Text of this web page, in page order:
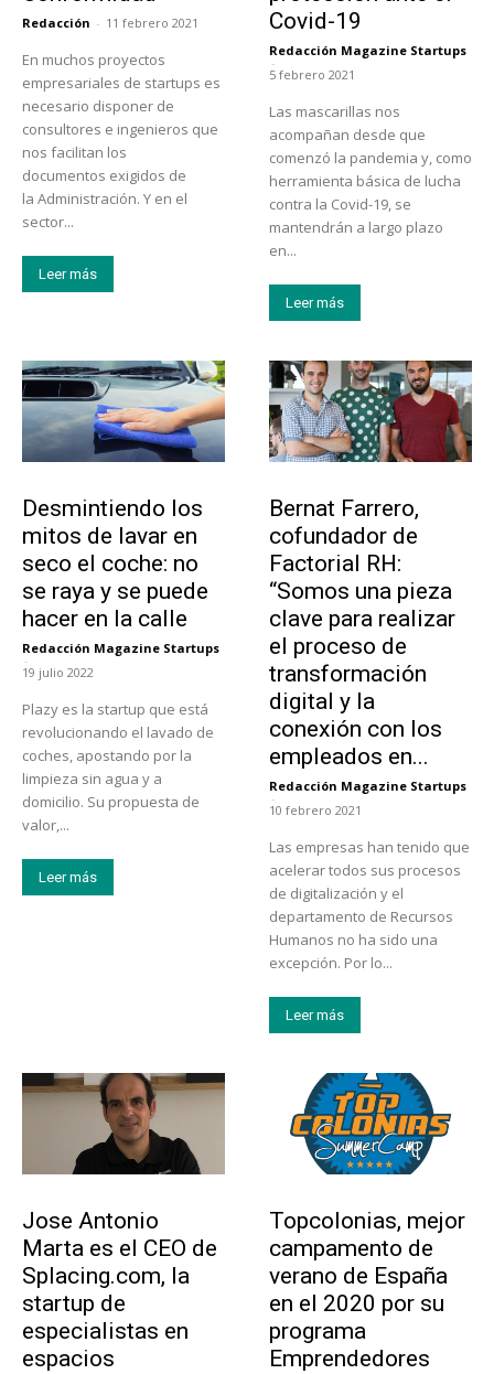
Redacción - 11 febrero 2021
En muchos proyectos
empresariales de startups es
necesario disponer de
consultores e ingenieros que
nos facilitan los
documentos exigidos de
la Administración. Y en el
sector...
Leer más
Covid-19
Redacción Magazine Startups
-
5 febrero 2021
Las mascarillas nos
acompañan desde que
comenzó la pandemia y, como
herramienta básica de lucha
contra la Covid-19, se
mantendrán a largo plazo
en...
Leer más
Desmintiendo los
mitos de lavar en
seco el coche: no
se raya y se puede
hacer en la calle
Redacción Magazine Startups
-
19 julio 2022
Plazy es la startup que está
revolucionando el lavado de
coches, apostando por la
limpieza sin agua y a
domicilio. Su propuesta de
valor,...
Leer más
Bernat Farrero,
cofundador de
Factorial RH:
“Somos una pieza
clave para realizar
el proceso de
transformación
digital y la
conexión con los
empleados en...
Redacción Magazine Startups
-
10 febrero 2021
Las empresas han tenido que
acelerar todos sus procesos
de digitalización y el
departamento de Recursos
Humanos no ha sido una
excepción. Por lo...
Leer más
Jose Antonio
Marta es el CEO de
Splacing.com, la
startup de
especialistas en
espacios
Topcolonias, mejor
campamento de
verano de España
en el 2020 por su
programa
Emprendedores